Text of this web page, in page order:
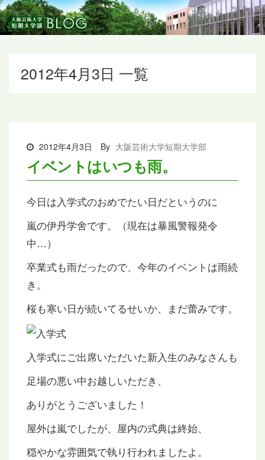
2012年4月3日 一覧
2012年4月3日 By 大阪芸術大学短期大学部
イベントはいつも雨。
今日は入学式のおめでたい日だというのに
嵐の伊丹学舍です。（現在は暴風警報発令
中…）
卒業式も雨だったので、今年のイベントは雨続
き。
桜も寒い日が続いてるせいか、まだ蕾みです。
入学式にご出席いただいた新入生のみなさんも
足場の悪い中お越しいただき、
ありがとうございました！
屋外は嵐でしたが、屋内の式典は終始、
穏やかな雰囲気で執り行われましたよ。